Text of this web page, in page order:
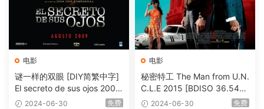
电影
谜一样的双眼 [DIY简繁中字]
El secreto de sus ojos 2009
1080p Blu-ray AVC DTS-HD
2024-06-30 免费
电影
秘密特工 The Man from U.N.
C.L.E 2015 [BDISO 36.54G
B] 2024-06-30 免费